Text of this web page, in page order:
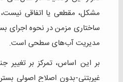
مشکل، مقطعی یا اتفاقی
ساختاری مزمن در نحوه اجرای
مدیریت آب‌های سطحی است.
بر این اساس، تمرکز بر
غیربتنی-بدون اصلاح اصولی